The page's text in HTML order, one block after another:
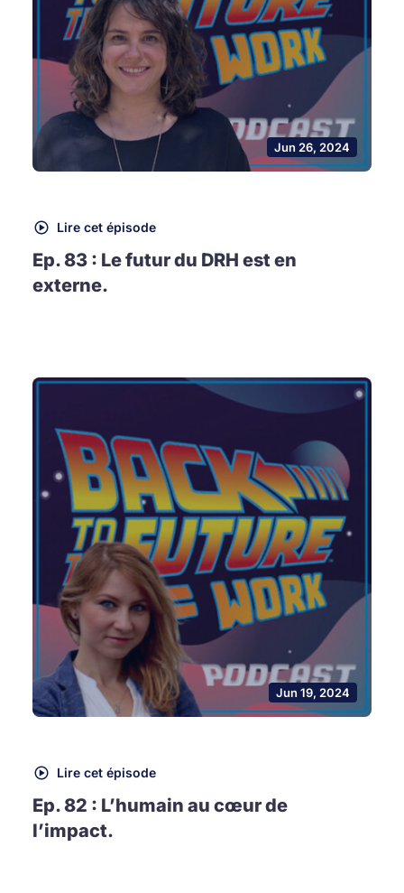
Jun 26, 2024
Lire cet épisode
Ep. 83 : Le futur du DRH est en
externe.
Jun 19, 2024
Lire cet épisode
Ep. 82 : L’humain au cœur de
l’impact.